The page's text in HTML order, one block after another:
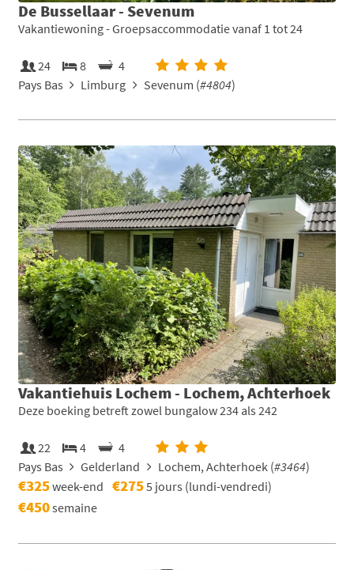
De Bussellaar - Sevenum
Vakantiewoning - Groepsaccommodatie vanaf 1 tot 24
24 8
4
Pays Bas
Limburg Sevenum (#4804)
Vakantiehuis Lochem - Lochem, Achterhoek
Deze boeking betreft zowel bungalow 234 als 242
22 4
4
Pays Bas
Gelderland Lochem, Achterhoek (#3464)
€325week-end €2755 jours (lundi-vendredi)
€450semaine